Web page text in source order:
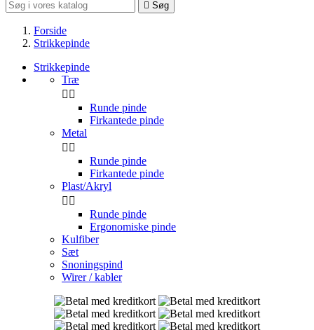
 Søg
Forside
Strikkepinde
Strikkepinde
Træ
 
Runde pinde
Firkantede pinde
Metal
 
Runde pinde
Firkantede pinde
Plast/Akryl
 
Runde pinde
Ergonomiske pinde
Kulfiber
Sæt
Snoningspind
Wirer / kabler